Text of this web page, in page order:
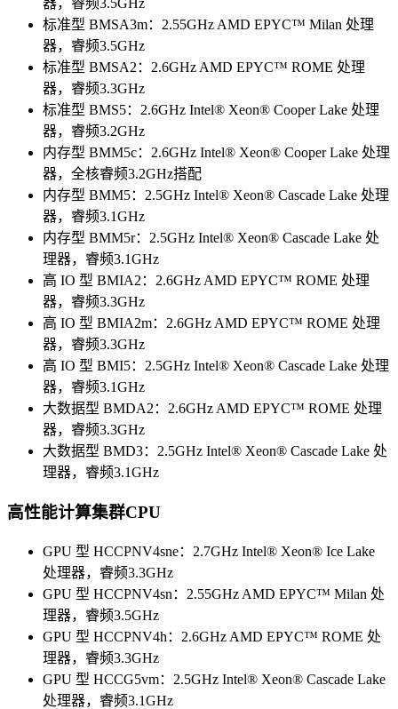
器，睿频3.5GHz
标准型 BMSA3m：2.55GHz AMD EPYC™ Milan 处理
器，睿频3.5GHz
标准型 BMSA2：2.6GHz AMD EPYC™ ROME 处理
器，睿频3.3GHz
标准型 BMS5：2.6GHz Intel® Xeon® Cooper Lake 处理
器，睿频3.2GHz
内存型 BMM5c：2.6GHz Intel® Xeon® Cooper Lake 处理
器，全核睿频3.2GHz搭配
内存型 BMM5：2.5GHz Intel® Xeon® Cascade Lake 处理
器，睿频3.1GHz
内存型 BMM5r：2.5GHz Intel® Xeon® Cascade Lake 处
理器，睿频3.1GHz
高 IO 型 BMIA2：2.6GHz AMD EPYC™ ROME 处理
器，睿频3.3GHz
高 IO 型 BMIA2m：2.6GHz AMD EPYC™ ROME 处理
器，睿频3.3GHz
高 IO 型 BMI5：2.5GHz Intel® Xeon® Cascade Lake 处理
器，睿频3.1GHz
大数据型 BMDA2：2.6GHz AMD EPYC™ ROME 处理
器，睿频3.3GHz
大数据型 BMD3：2.5GHz Intel® Xeon® Cascade Lake 处
理器，睿频3.1GHz
高性能计算集群CPU
GPU 型 HCCPNV4sne：2.7GHz Intel® Xeon® Ice Lake
处理器，睿频3.3GHz
GPU 型 HCCPNV4sn：2.55GHz AMD EPYC™ Milan 处
理器，睿频3.5GHz
GPU 型 HCCPNV4h：2.6GHz AMD EPYC™ ROME 处
理器，睿频3.3GHz
GPU 型 HCCG5vm：2.5GHz Intel® Xeon® Cascade Lake
处理器，睿频3.1GHz